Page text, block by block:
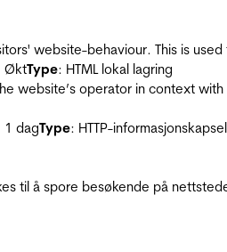
website-behaviour. This is
ØktType: HTML lokal lagring
website’s operator in context
1 dagType: HTTP-informasjonskapsel
til å spore besøkende på